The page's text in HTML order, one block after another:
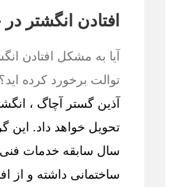
افتادن انگشتر
آیا به مشکل افتادن
توالت برخورد کرده اید؟
آذین گستر آچاگ ،
سال سابقه خدمات
ساختمانی داشته و از